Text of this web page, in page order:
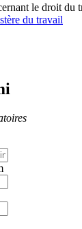
le droit du
du travail